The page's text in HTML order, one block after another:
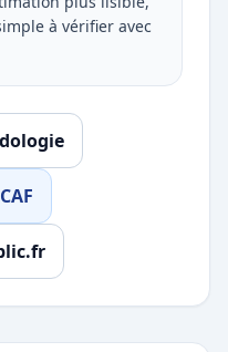
à vérifier avec